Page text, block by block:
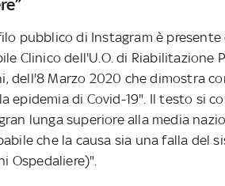
pubblico di Instagram è
Clinico dell'U.O. di Riabilitazione
dell'8 Marzo 2020 che dimostra
epidemia di Covid-19". Il testo si
lunga superiore alla media
che la causa sia una falla del
Ospedaliere)".